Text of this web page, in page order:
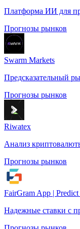
Платформа ИИ для
Прогнозы рынков
Swarm Markets
Предсказательный
Прогнозы рынков
Riwatex
Анализ
Прогнозы рынков
FairGram App |
Надежные ставки с